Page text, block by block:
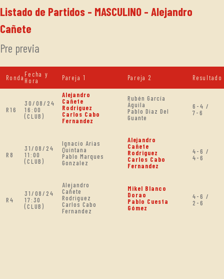
Listado de Partidos - MASCULINO - Alejandro
Cañete
Pre previa
Ronda Fecha y
Hora
Pareja 1 Pareja 2 Resultado
R16
30/08/24
16:00
(CLUB)
Alejandro
Cañete
Rodriguez
Carlos Cabo
Fernandez
Rubén García
Águila
Pablo Diaz Del
Guante
6-4 /
7-6
R8
31/08/24
11:00
(CLUB)
Ignacio Arias
Quintana
Pablo Marques
Gonzalez
Alejandro
Cañete
Rodriguez
Carlos Cabo
Fernandez
4-6 /
4-6
R4
31/08/24
17:30
(CLUB)
Alejandro
Cañete
Rodriguez
Carlos Cabo
Fernandez
Mikel Blanco
Dorao
Pablo Cuesta
Gómez
4-6 /
2-6